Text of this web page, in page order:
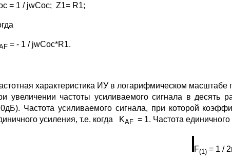
= 1 / jwCoc; Z1= R1;
= - 1 / jwCoc*R1.
характеристика ИУ в логарифмическом
увеличении частоты усиливаемого сигнала в
Частота усиливаемого сигнала, при которой
усиления, т.е. когда KAF = 1. Частота
F(1)= 1 /